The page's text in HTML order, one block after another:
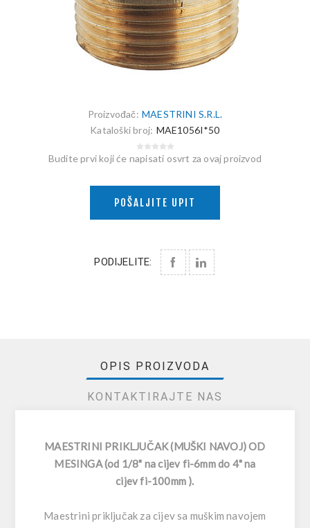
Proizvođač: MAESTRINI S.R.L.
Kataloški broj: MAE1056I*50
Budite prvi koji će napisati osvrt za ovaj proizvod
POŠALJITE UPIT
PODIJELITE:
OPIS PROIZVODA
KONTAKTIRAJTE NAS
MAESTRINI PRIKLJUČAK (MUŠKI NAVOJ) OD
MESINGA (od 1/8" na cijev fi-6mm do 4" na
cijev fi-100mm ).
Maestrini priključak za cijev sa muškim navojem